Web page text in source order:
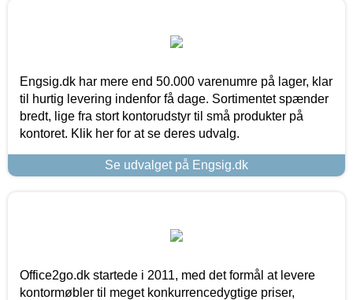
Engsig.dk har mere end 50.000 varenumre på lager, klar
til hurtig levering indenfor få dage. Sortimentet spænder
bredt, lige fra stort kontorudstyr til små produkter på
kontoret. Klik her for at se deres udvalg.
Se udvalget på Engsig.dk
Office2go.dk startede i 2011, med det formål at levere
kontormøbler til meget konkurrencedygtige priser,